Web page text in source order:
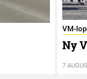
VM-
Ny
7